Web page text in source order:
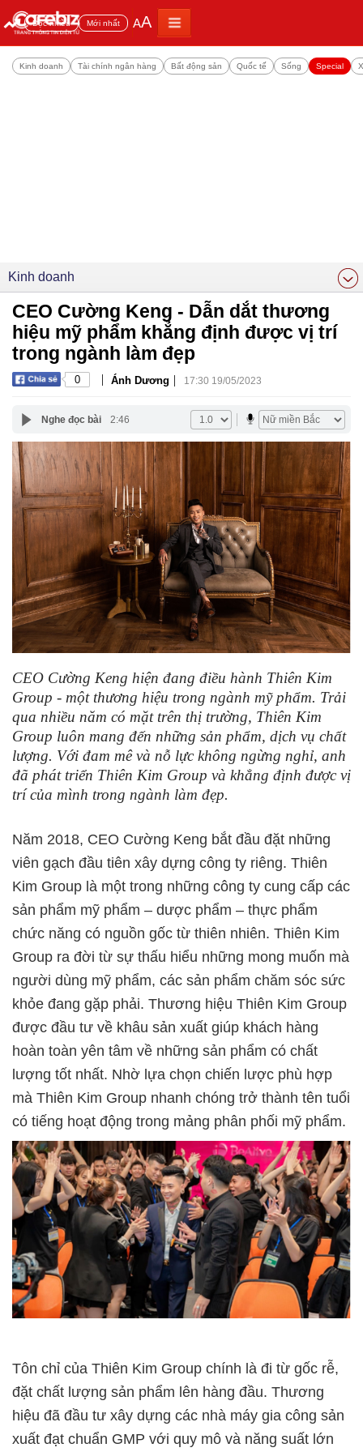
Đọc nhiều Mới nhất AA
Kinh doanh Tài chính ngân hàng Bất động sản Quốc tế Sống Special
Kinh doanh
CEO Cường Keng - Dẫn dắt thương
hiệu mỹ phẩm khẳng định được vị trí
trong ngành làm đẹp
0 | Ánh Dương | 17:30 19/05/2023
Nghe đọc bài 2:46
CEO Cường Keng hiện đang điều hành Thiên Kim
Group - một thương hiệu trong ngành mỹ phẩm. Trải
qua nhiều năm có mặt trên thị trường, Thiên Kim
Group luôn mang đến những sản phẩm, dịch vụ chất
lượng. Với đam mê và nỗ lực không ngừng nghỉ, anh
đã phát triển Thiên Kim Group và khẳng định được vị
trí của mình trong ngành làm đẹp.
Năm 2018, CEO Cường Keng bắt đầu đặt những
viên gạch đầu tiên xây dựng công ty riêng. Thiên
Kim Group là một trong những công ty cung cấp các
sản phẩm mỹ phẩm – dược phẩm – thực phẩm
chức năng có nguồn gốc từ thiên nhiên. Thiên Kim
Group ra đời từ sự thấu hiểu những mong muốn mà
người dùng mỹ phẩm, các sản phẩm chăm sóc sức
khỏe đang gặp phải. Thương hiệu Thiên Kim Group
được đầu tư về khâu sản xuất giúp khách hàng
hoàn toàn yên tâm về những sản phẩm có chất
lượng tốt nhất. Nhờ lựa chọn chiến lược phù hợp
mà Thiên Kim Group nhanh chóng trở thành tên tuổi
có tiếng hoạt động trong mảng phân phối mỹ phẩm.
Tôn chỉ của Thiên Kim Group chính là đi từ gốc rễ,
đặt chất lượng sản phẩm lên hàng đầu. Thương
hiệu đã đầu tư xây dựng các nhà máy gia công sản
xuất đạt chuẩn GMP với quy mô và năng suất lớn